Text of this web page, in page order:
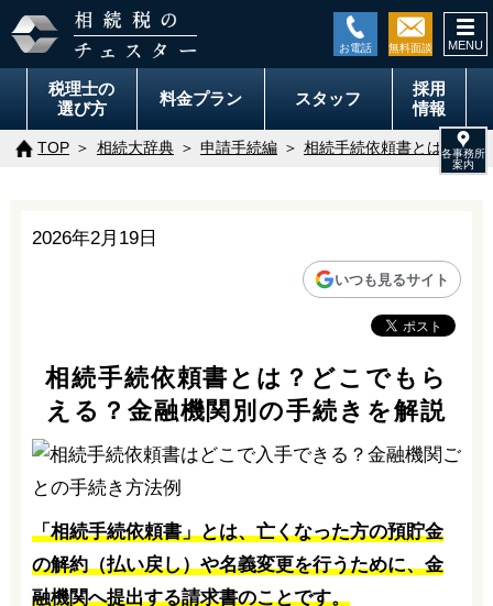
税理士の
選び方
料金プラン スタッフ
採用
情報
TOP 相続大辞典 申請手続編 相続手続依頼書とは？ど
2026年2月19日
いつも見るサイト
相続手続依頼書とは？どこでもら
える？金融機関別の手続きを解説
「相続手続依頼書」とは、亡くなった方の預貯金
の解約（払い戻し）や名義変更を行うために、金
融機関へ提出する請求書のことです。